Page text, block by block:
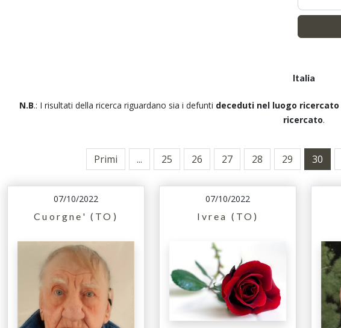
Italia
N.B.: I risultati della ricerca riguardano sia i defunti deceduti nel luogo ricercato
ricercato.
Primi ... 25 26 27 28 29 30
07/10/2022
Cuorgne' (TO)
07/10/2022
Ivrea (TO)